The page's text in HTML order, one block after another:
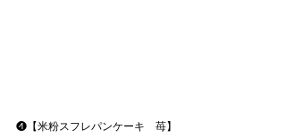
❹【米粉スフレパンケーキ　苺】